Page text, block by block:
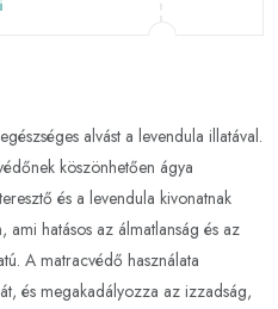
alvást a levendula illatával.
köszönhetően ágya
és a levendula kivonatnak
ami hatásos az álmatlanság és az
A matracvédő használata
és megakadályozza az izzadság,